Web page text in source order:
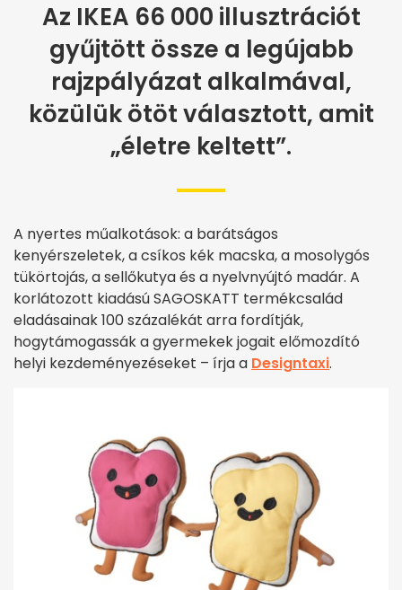
Az IKEA 66 000 illusztrációt
gyűjtött össze a legújabb
rajzpályázat alkalmával,
közülük ötöt választott, amit
„életre keltett”.
A nyertes műalkotások: a barátságos
kenyérszeletek, a csíkos kék macska, a mosolygós
tükörtojás, a sellőkutya és a nyelvnyújtó madár. A
korlátozott kiadású SAGOSKATT termékcsalád
eladásainak 100 százalékát arra fordítják,
hogytámogassák a gyermekek jogait előmozdító
helyi kezdeményezéseket – írja a Designtaxi.